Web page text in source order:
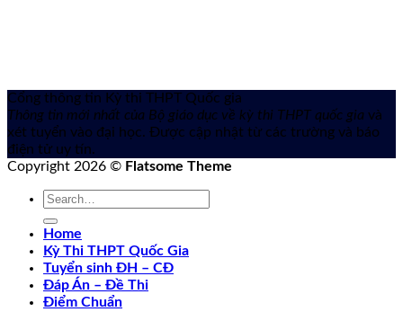
Cổng thông tin Kỳ thi THPT Quốc gia
Thông tin mới nhất của Bộ giáo dục về kỳ thi THPT quốc gia và
xét tuyển vào đại học. Được cập nhật từ các trường và báo
điện tử uy tín.
Copyright 2026 © Flatsome Theme
Home
Kỳ Thi THPT Quốc Gia
Tuyển sinh ĐH – CĐ
Đáp Án – Đề Thi
Điểm Chuẩn